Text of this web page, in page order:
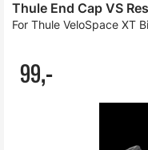
Thule End Cap VS
For Thule VeloSpace XT
99,-